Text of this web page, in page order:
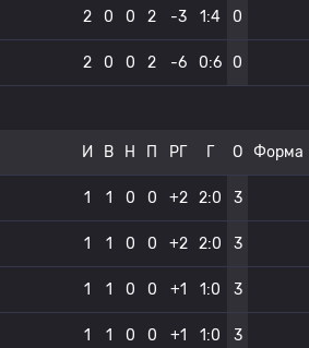
2 0 0 2 -3 1:4 0
2 0 0 2 -6 0:6 0
И В Н П РГ Г О Форма
1 1 0 0 +2 2:0 3
1 1 0 0 +2 2:0 3
1 1 0 0 +1 1:0 3
1 1 0 0 +1 1:0 3